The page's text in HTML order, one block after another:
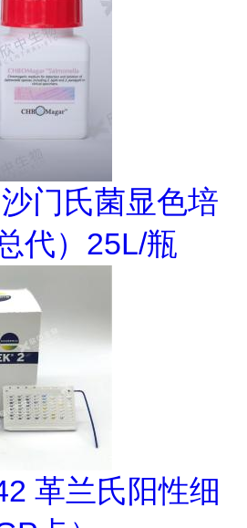
门氏菌显色培
代）25L/瓶
革兰氏阳性细